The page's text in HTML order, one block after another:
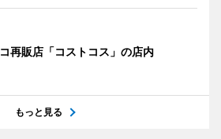
再販店「コストコス」の店内
もっと見る